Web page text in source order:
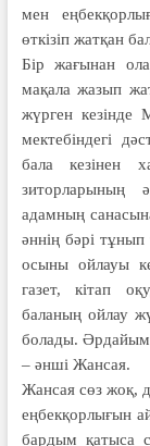
мен
өткізіп жатқан
Бір жағынан
мақала жазып
жүрген кезінде
мектебіндегі
бала кезінен
зиторларының
адамның
әннің бәрі тұнып
осыны ойлауы
газет, кітап
баланың ойлау
болады.
– әнші Жансая.
Жансая сөз жоқ,
еңбек­қор­лығын
бардым қатыса